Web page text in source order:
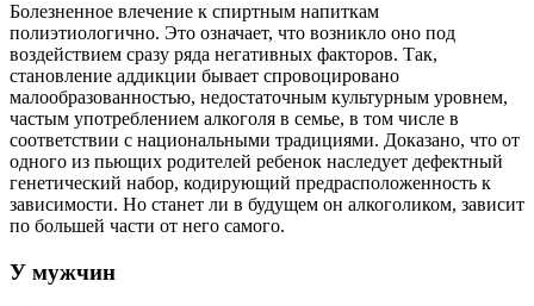
Болезненное влечение к спиртным напиткам
полиэтиологично. Это означает, что возникло оно под
воздействием сразу ряда негативных факторов. Так,
становление аддикции бывает спровоцировано
малообразованностью, недостаточным культурным уровнем,
частым употреблением алкоголя в семье, в том числе в
соответствии с национальными традициями. Доказано, что от
одного из пьющих родителей ребенок наследует дефектный
генетический набор, кодирующий предрасположенность к
зависимости. Но станет ли в будущем он алкоголиком, зависит
по большей части от него самого.
У мужчин